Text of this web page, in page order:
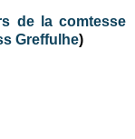
de la comtesse
Greffulhe)